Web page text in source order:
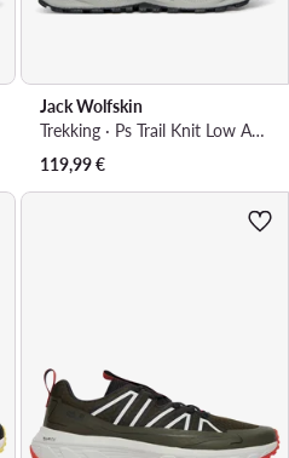
Jack Wolfskin
Trekking · Ps Trail Knit Low A65583 · Plava
119,99€